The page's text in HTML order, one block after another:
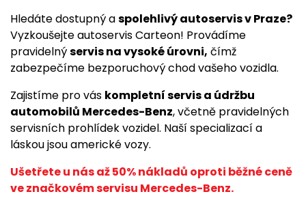
Hledáte dostupný aspolehlivý autoservis v Praze?
Vyzkoušejte autoservis Carteon! Provádíme
pravidelnýservis na vysoké úrovni, čímž
zabezpečíme bezporuchový chod vašeho vozidla.
Zajistíme pro vás kompletní servis a údržbu
automobilů Mercedes-Benz, včetně pravidelných
servisních prohlídek vozidel. Naší specializací a
láskou jsou americké vozy.
Ušetřete u nás až 50% nákladů oproti běžné ceně
ve značkovém servisu Mercedes-Benz.